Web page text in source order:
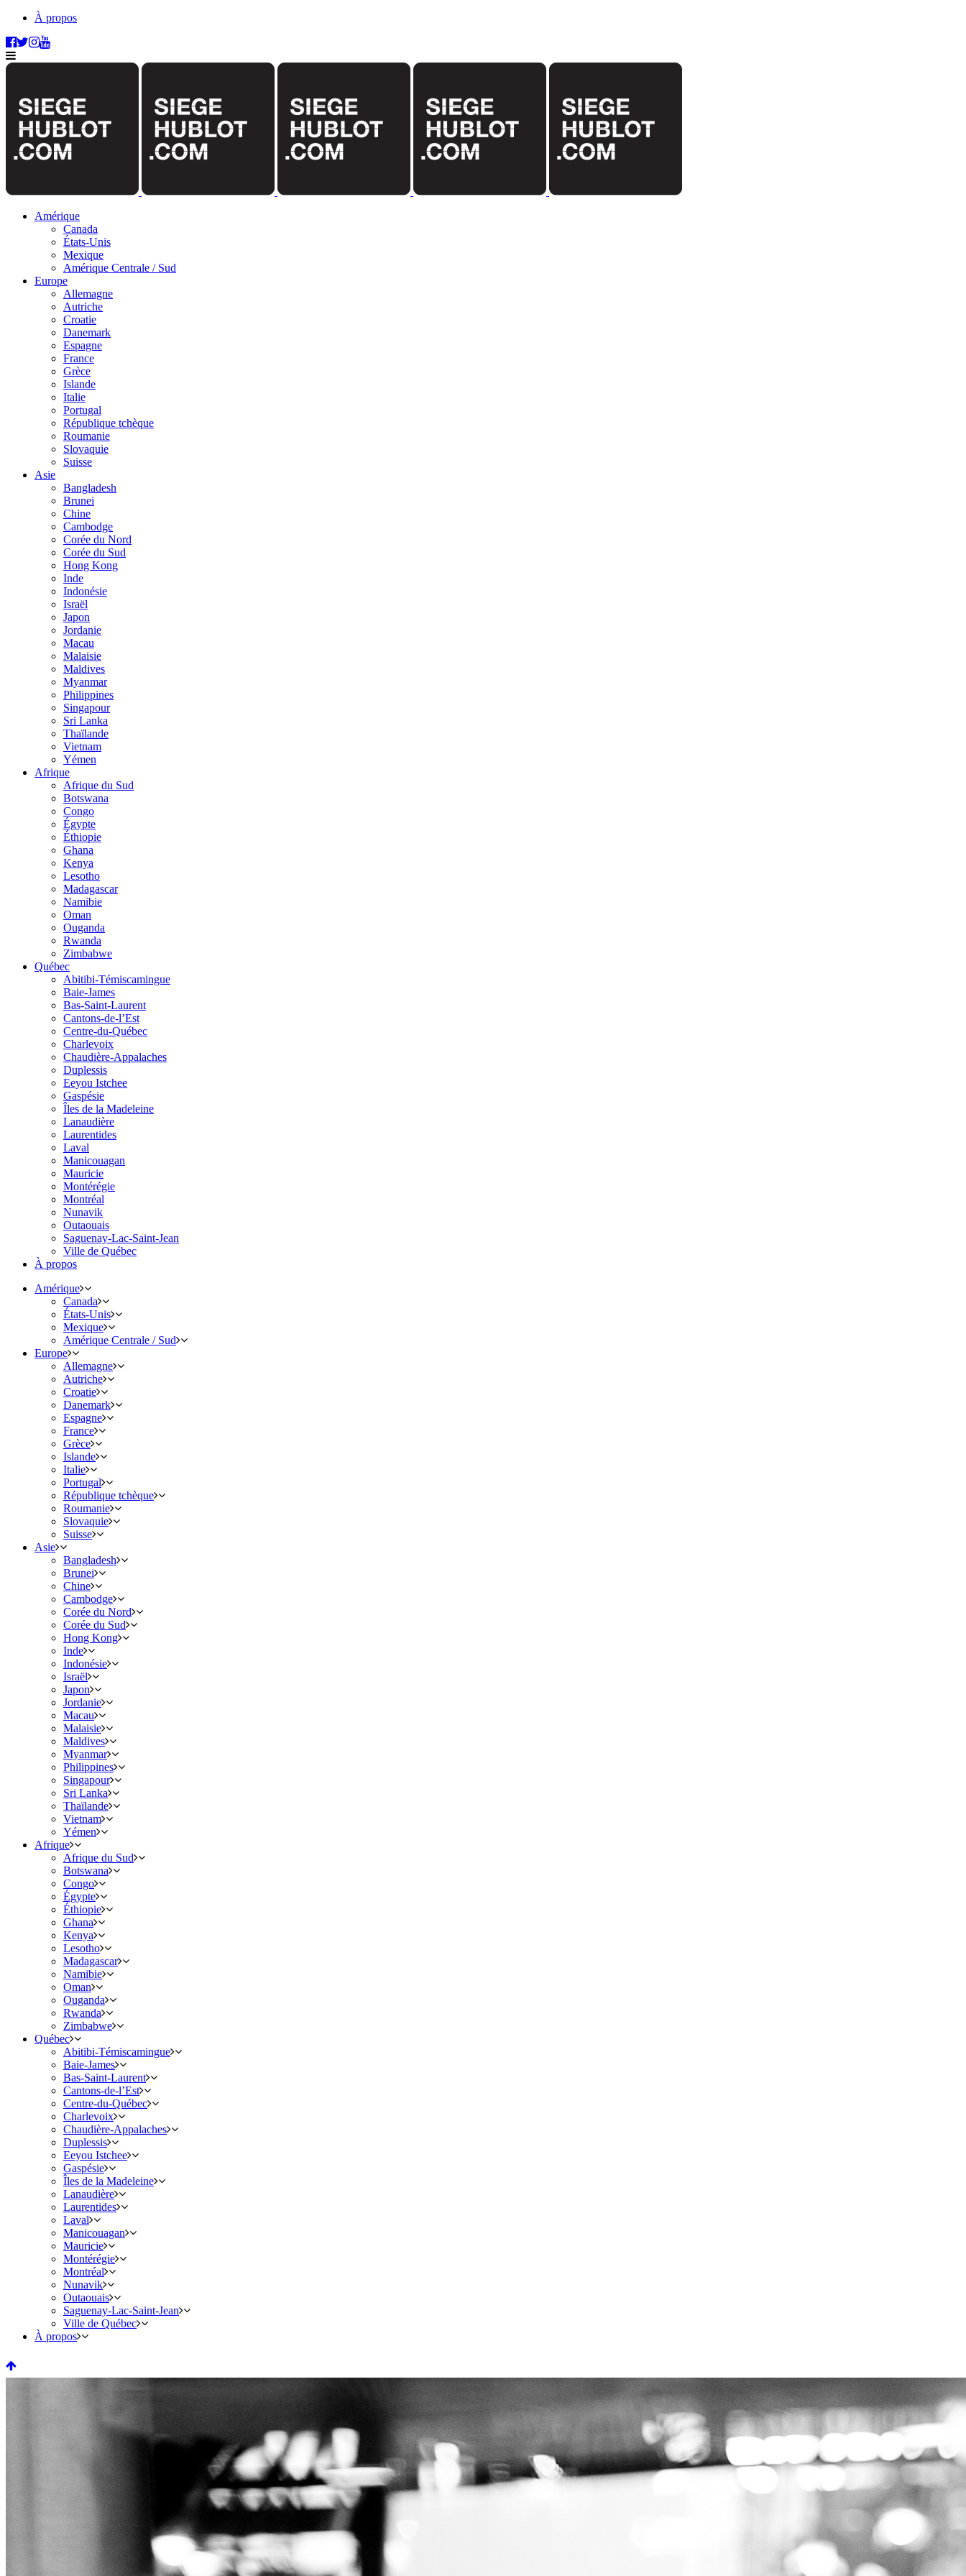
À propos
Amérique
Canada
États-Unis
Mexique
Amérique Centrale / Sud
Europe
Allemagne
Autriche
Croatie
Danemark
Espagne
France
Grèce
Islande
Italie
Portugal
République tchèque
Roumanie
Slovaquie
Suisse
Asie
Bangladesh
Brunei
Chine
Cambodge
Corée du Nord
Corée du Sud
Hong Kong
Inde
Indonésie
Israël
Japon
Jordanie
Macau
Malaisie
Maldives
Myanmar
Philippines
Singapour
Sri Lanka
Thaïlande
Vietnam
Yémen
Afrique
Afrique du Sud
Botswana
Congo
Égypte
Éthiopie
Ghana
Kenya
Lesotho
Madagascar
Namibie
Oman
Ouganda
Rwanda
Zimbabwe
Québec
Abitibi-Témiscamingue
Baie-James
Bas-Saint-Laurent
Cantons-de-l’Est
Centre-du-Québec
Charlevoix
Chaudière-Appalaches
Duplessis
Eeyou Istchee
Gaspésie
Îles de la Madeleine
Lanaudière
Laurentides
Laval
Manicouagan
Mauricie
Montérégie
Montréal
Nunavik
Outaouais
Saguenay-Lac-Saint-Jean
Ville de Québec
À propos
Amérique
Canada
États-Unis
Mexique
Amérique Centrale / Sud
Europe
Allemagne
Autriche
Croatie
Danemark
Espagne
France
Grèce
Islande
Italie
Portugal
République tchèque
Roumanie
Slovaquie
Suisse
Asie
Bangladesh
Brunei
Chine
Cambodge
Corée du Nord
Corée du Sud
Hong Kong
Inde
Indonésie
Israël
Japon
Jordanie
Macau
Malaisie
Maldives
Myanmar
Philippines
Singapour
Sri Lanka
Thaïlande
Vietnam
Yémen
Afrique
Afrique du Sud
Botswana
Congo
Égypte
Éthiopie
Ghana
Kenya
Lesotho
Madagascar
Namibie
Oman
Ouganda
Rwanda
Zimbabwe
Québec
Abitibi-Témiscamingue
Baie-James
Bas-Saint-Laurent
Cantons-de-l’Est
Centre-du-Québec
Charlevoix
Chaudière-Appalaches
Duplessis
Eeyou Istchee
Gaspésie
Îles de la Madeleine
Lanaudière
Laurentides
Laval
Manicouagan
Mauricie
Montérégie
Montréal
Nunavik
Outaouais
Saguenay-Lac-Saint-Jean
Ville de Québec
À propos